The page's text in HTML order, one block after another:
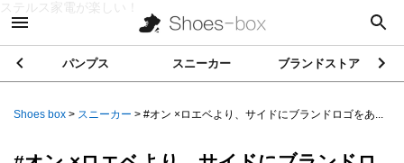
ステルス家電が楽しい！
パンプス スニーカー ブランドストア
Shoes box > スニーカー > #オン ×ロエベより、サイドにブランドロゴをあ...